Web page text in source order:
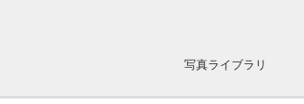
写真ライブラリ